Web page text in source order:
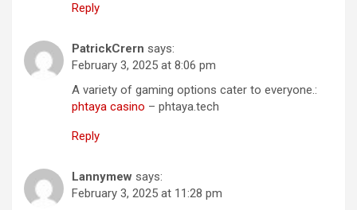
Reply
PatrickCrern says:
February 3, 2025 at 8:06 pm
A variety of gaming options cater to everyone.:
phtaya casino – phtaya.tech
Reply
Lannymew says:
February 3, 2025 at 11:28 pm